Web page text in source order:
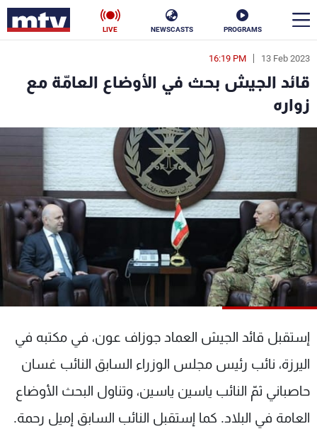
PROGRAMS
NEWSCASTS
LIVE
13 Feb 2023
16:19 PM
قائد الجيش بحث في الأوضاع العامّة مع
زواره
إستقبل قائد الجيش العماد جوزاف عون، في مكتبه في
اليرزة، نائب رئيس مجلس الوزراء السابق النائب غسان
حاصباني ثمّ النائب ياسين ياسين، وتناول البحث الأوضاع
العامة في البلاد. كما إستقبل النائب السابق إميل رحمة.
en
الأخبار
سياسة ناس
إقتصاد فن
منوعات رياضة
كأس العالم
البرامج
جدول البرامج
شاهد البرامج
عن MTV
الإنـتـاج
وظائف
تواصل معنا
شروط الإسـتخدام